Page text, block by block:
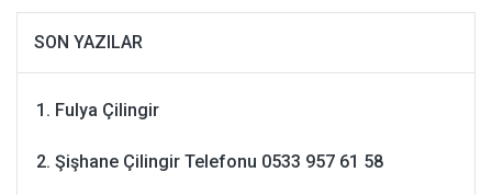
SON YAZILAR
Fulya Çilingir
Şişhane Çilingir Telefonu 0533 957 61 58